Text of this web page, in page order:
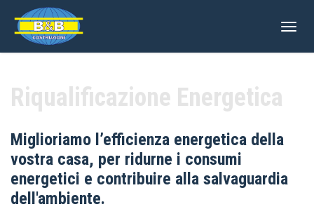
Riqualificazione Energetica
Miglioriamo l’efficienza energetica della
vostra casa, per ridurne i consumi
energetici e contribuire alla salvaguardia
dell'ambiente.